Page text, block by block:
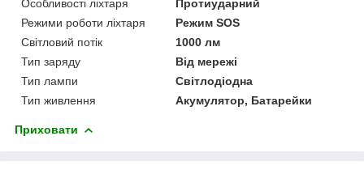
Особливості ліхтаря
Протиударний
Режими роботи ліхтаря
Режим SOS
Світловий потік
1000 лм
Тип заряду
Від мережі
Тип лампи
Світлодіодна
Тип живлення
Акумулятор, Батарейки
Приховати